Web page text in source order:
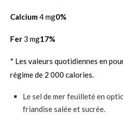
Calcium4 mg0%
Fer 3 mg17%
* Les valeurs quotidiennes en
régime de 2 000 calories.
Le sel de mer feuilleté en
friandise salée et sucrée.